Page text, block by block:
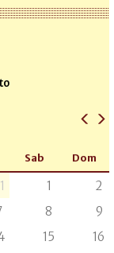
Sab Dom
1
2
8
9
15
16